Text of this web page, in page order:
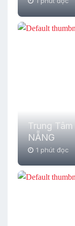
Trung
NẴNG
1 phút đọc